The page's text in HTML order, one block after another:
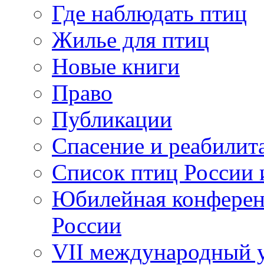
Где наблюдать птиц
Жилье для птиц
Новые книги
Право
Публикации
Спасение и
Список птиц России
Юбилейная
России
VII международный